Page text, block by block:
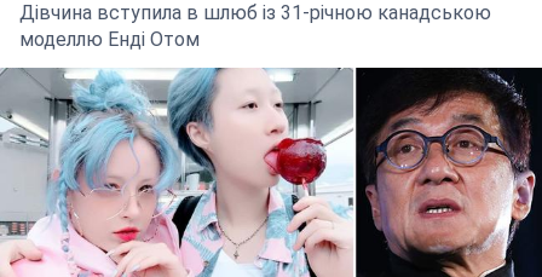
Дівчина вступила в шлюб із 31-річною канадською
моделлю Енді Отом